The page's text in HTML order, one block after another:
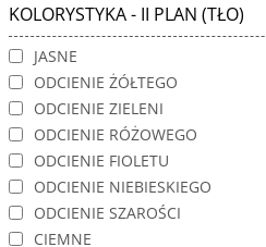
KOLORYSTYKA - II PLAN (TŁO)
JASNE
ODCIENIE ŻÓŁTEGO
ODCIENIE ZIELENI
ODCIENIE RÓŻOWEGO
ODCIENIE FIOLETU
ODCIENIE NIEBIESKIEGO
ODCIENIE SZAROŚCI
CIEMNE